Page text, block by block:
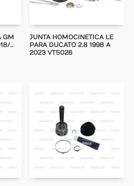
GM
..
JUNTA HOMOCINETICA LE
PARA DUCATO 2.8 1998 A
2023 VT5026